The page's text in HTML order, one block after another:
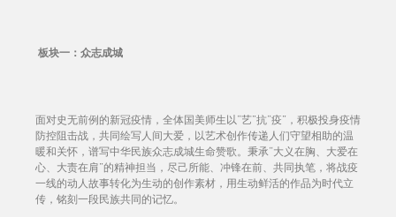
板块一：众志成城
面对史无前例的新冠疫情，全体国美师生以“艺”抗“疫”，积极投身疫情
防控阻击战，共同绘写人间大爱，以艺术创作传递人们守望相助的温
暖和关怀，谱写中华民族众志成城生命赞歌。秉承“大义在胸、大爱在
心、大责在肩”的精神担当，尽己所能、冲锋在前、共同执笔，将战疫
一线的动人故事转化为生动的创作素材，用生动鲜活的作品为时代立
传，铭刻一段民族共同的记忆。